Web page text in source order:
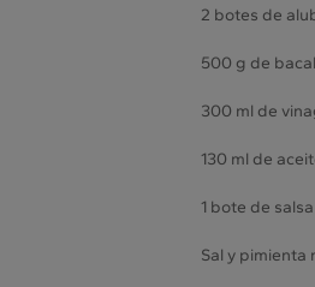
2 botes de
500 g de
300 ml de
130 ml de
1 bote de
Sal y pimienta